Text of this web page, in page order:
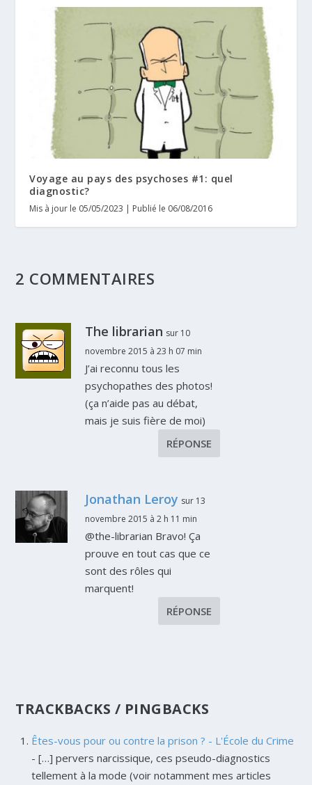
Voyage au pays des psychoses #1: quel
diagnostic?
Mis à jour le 05/05/2023 | Publié le 06/08/2016
2 COMMENTAIRES
The librarian sur 10
novembre 2015 à 23 h 07 min
J’ai reconnu tous les
psychopathes des photos!
(ça n’aide pas au débat,
mais je suis fière de moi)
RÉPONSE
Jonathan Leroy sur 13
novembre 2015 à 2 h 11 min
@the-librarian Bravo! Ça
prouve en tout cas que ce
sont des rôles qui
marquent!
RÉPONSE
TRACKBACKS / PINGBACKS
Êtes-vous pour ou contre la prison ? - L'École du Crime
- […] pervers narcissique, ces pseudo-diagnostics
tellement à la mode (voir notamment mes articles